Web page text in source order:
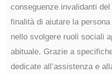
conseguenze invalidanti
finalità di aiutare la
nello svolgere ruoli sociali
abituale. Grazie a
dedicate all’assistenza e